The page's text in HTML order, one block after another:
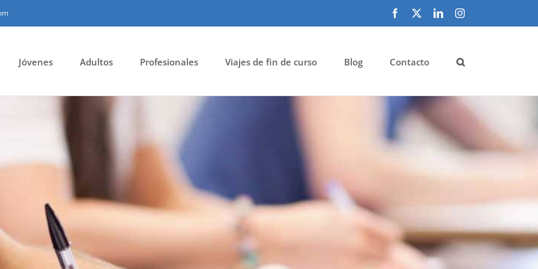
Facebook LinkedInInstagram
Jóvenes Adultos Profesionales Viajes de fin de curso Blog Contacto